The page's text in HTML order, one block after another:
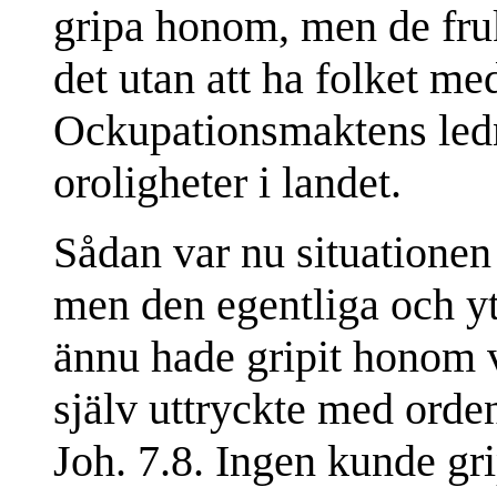
gripa honom, men de
det utan att ha folket
Ockupationsmaktens
oroligheter i landet.
Sådan var nu
men den egentliga och
ännu hade gripit
själv uttryckte med
Joh. 7.8. Ingen kunde